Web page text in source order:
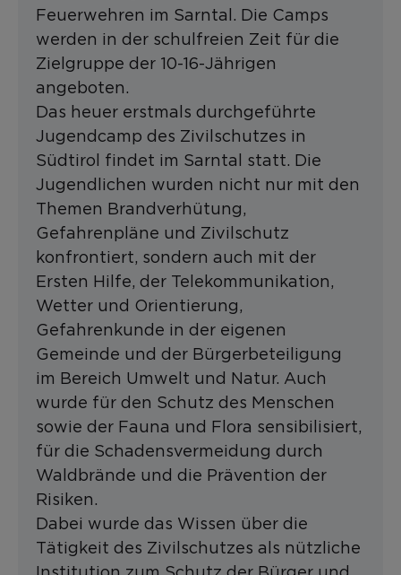
Feuerwehren im Sarntal. Die Camps
werden in der schulfreien Zeit für die
Zielgruppe der 10-16-Jährigen
angeboten.
Das heuer erstmals durchgeführte
Jugendcamp des Zivilschutzes in
Südtirol findet im Sarntal statt. Die
Jugendlichen wurden nicht nur mit den
Themen Brandverhütung,
Gefahrenpläne und Zivilschutz
konfrontiert, sondern auch mit der
Ersten Hilfe, der Telekommunikation,
Wetter und Orientierung,
Gefahrenkunde in der eigenen
Gemeinde und der Bürgerbeteiligung
im Bereich Umwelt und Natur. Auch
wurde für den Schutz des Menschen
sowie der Fauna und Flora sensibilisiert,
für die Schadensvermeidung durch
Waldbrände und die Prävention der
Risiken.
Dabei wurde das Wissen über die
Tätigkeit des Zivilschutzes als nützliche